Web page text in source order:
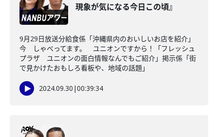
現象が気になる今日この頃』
9月29日放送分給食係「沖縄県内のおいしいお店を紹介」
今 しゃべってます。 ユニオンですから！「フレッシュ
プラザ ユニオンの面白情報なんでもご紹介」掲示係「街
で見かけたおもしろ看板や、地域の話題」
2024.09.30 |00:39:34